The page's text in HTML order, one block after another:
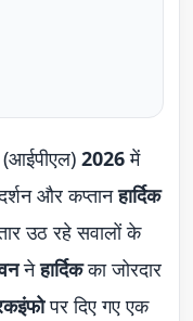
(आईपीएल)2026में
और कप्तानहार्दिक
उठ रहे सवालों के
नेहार्दिकका जोरदार
पर दिए गए एक